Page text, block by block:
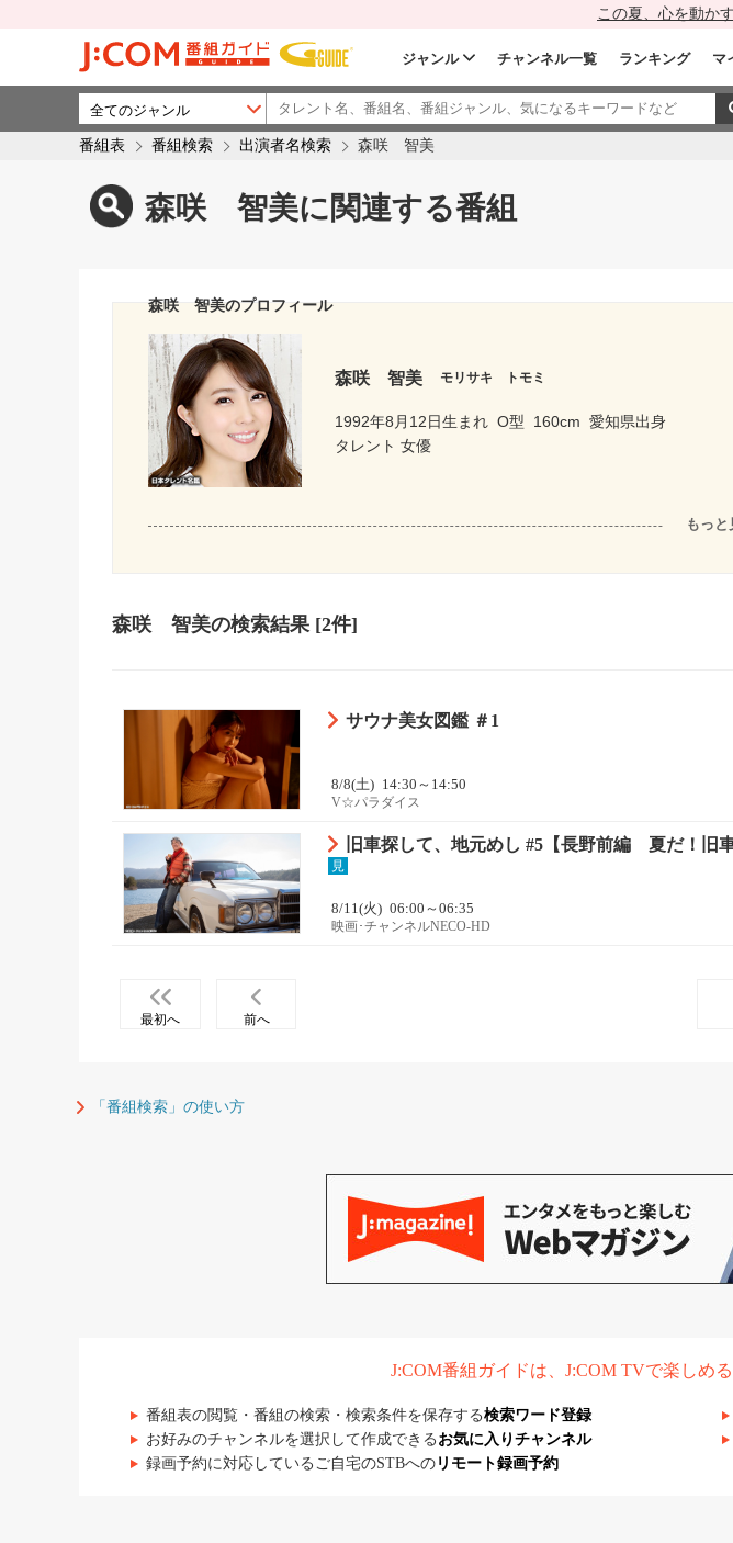
この夏、心を動か
ジャンル チャンネル一覧 ランキング マ
番組表 番組検索 出演者名検索 森咲 智美
森咲 智美に関連する番組
森咲 智美のプロフィール
森咲 智美 モリサキ トモミ
1992年8月12日生まれ O型 160cm 愛知県出身
タレント 女優
もっと
森咲 智美の検索結果 [2件]
サウナ美女図鑑 ＃1
8/8(土) 14:30～14:50
V☆パラダイス
旧車探して、地元めし #5【長野前編 夏だ！旧
見
8/11(火) 06:00～06:35
映画･チャンネルNECO-HD
最初へ 前へ
「番組検索」の使い方
J:COM番組ガイドは、J:COM TVで楽しめ
番組表の閲覧・番組の検索・検索条件を保存する検索ワード登録
お好みのチャンネルを選択して作成できる お気に入りチャンネル
録画予約に対応しているご自宅のSTBへの リモート録画予約